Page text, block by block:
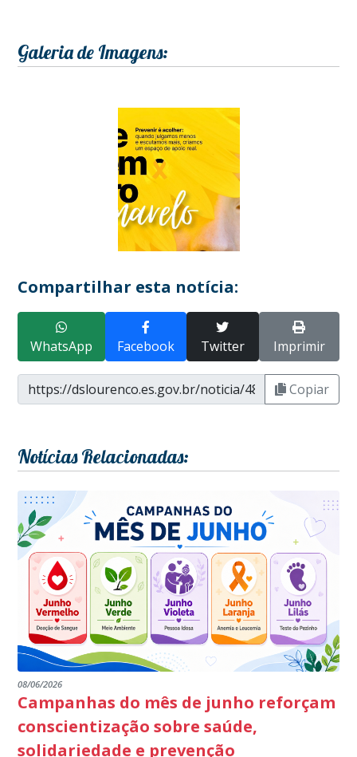
Galeria de Imagens:
Compartilhar esta notícia:
WhatsApp Facebook Twitter Imprimir
Copiar
Notícias Relacionadas:
08/06/2026
Campanhas do mês de junho reforçam
conscientização sobre saúde,
solidariedade e prevenção